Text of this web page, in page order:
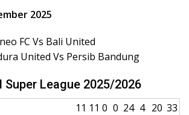
2025
FC Vs Bali United
United Vs Persib Bandung
Super League 2025/2026
11 11 0 0 24 4 20 33